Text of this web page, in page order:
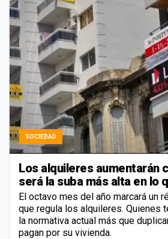
SOCIEDAD
Los alquileres aumentarán
será la suba más alta en lo
El octavo mes del año marcará un
que regula los alquileres. Quienes
la normativa actual más que
pagan por su vivienda.